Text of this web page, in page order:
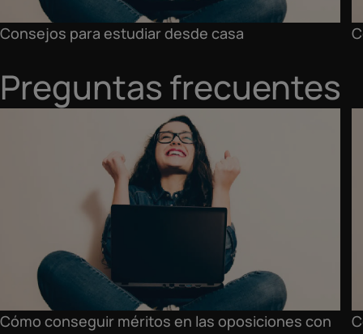
Consejos para estudiar desde casa
Preguntas frecuentes
Cómo conseguir méritos en las oposiciones con